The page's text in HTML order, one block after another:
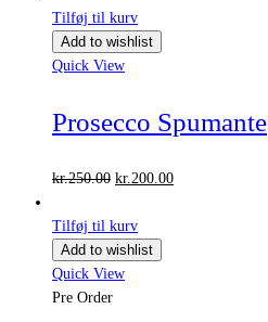
pris
var:
kr.150.00.
Tilføj til kurv
Add to wishlist
Quick View
Prosecco Spumante
kr.250.00 Den
pris
var:
kr.250.00.
kr. 200.00Den
Tilføj til kurv
Add to wishlist
Quick View
Pre Order